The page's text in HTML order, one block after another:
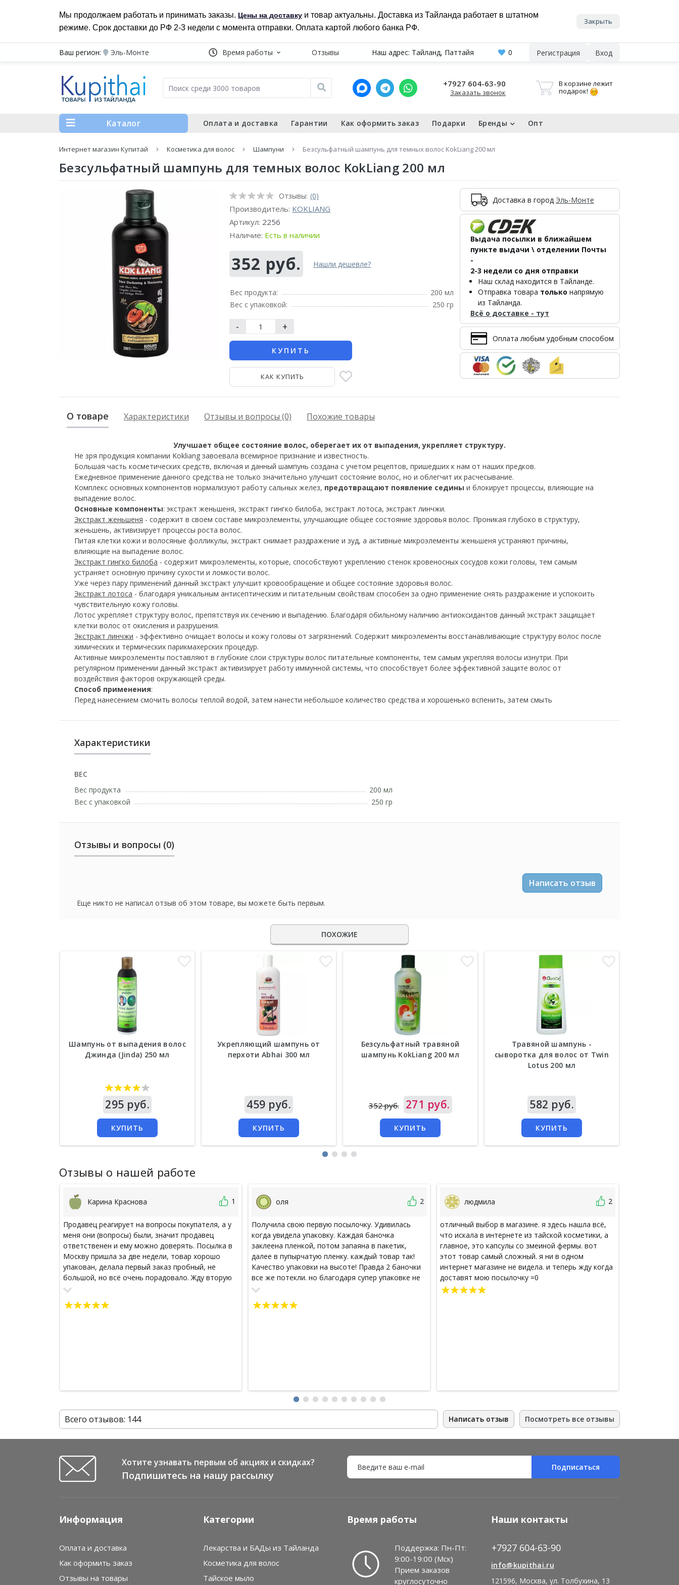
Мы продолжаем работать и принимать заказы. Цены на доставку и товар актуальны. Доставка из Тайланда работает в штатном
режиме. Срок доставки до РФ 2-3 недели с момента отправки. Оплата картой любого банка РФ.
Закрыть
Ваш регион: Эль-Монте Время работы Отзывы Наш адрес: Тайланд, Паттайя 0 Регистрация Вход
+7927 604-63-90
Заказать звонок
В корзине лежит
подарок!
Каталог Оплата и доставка Гарантии Как оформить заказ Подарки Бренды Опт
Интернет магазин Купитай Косметика для волос Шампуни Безсульфатный шампунь для темных волос KokLiang 200 мл
Безсульфатный шампунь для темных волос KokLiang 200 мл
Отзывы: (0)
Производитель: KOKLIANG
Артикул: 2256
Наличие: Есть в наличии
352 руб. Нашли дешевле?
Вес продукта:
200 мл
Вес с упаковкой:
250 гр
- +
КУПИТЬ
КАК КУПИТЬ
Доставка в город Эль-Монте
Выдача посылки в ближайшем
пункте выдачи \ отделении Почты
-
2-3 недели со дня отправки
Наш склад находится в Тайланде.
Отправка товара только напрямую
из Тайланда.
Всё о доставке - тут
Оплата любым удобным способом
О товаре Характеристики Отзывы и вопросы (0) Похожие товары
Улучшает общее состояние волос, оберегает их от выпадения, укрепляет структуру.
Не зря продукция компании Kokliang завоевала всемирное признание и известность.
Большая часть косметических средств, включая и данный шампунь создана с учетом рецептов, пришедших к нам от наших предков.
Ежедневное применение данного средства не только значительно улучшит состояние волос, но и облегчит их расчесывание.
Комплекс основных компонентов нормализуют работу сальных желез, предотвращают появление седины и блокирует процессы, влияющие на
выпадение волос.
Основные компоненты: экстракт женьшеня, экстракт гингко билоба, экстракт лотоса, экстракт линчжи.
Экстракт женьшеня - содержит в своем составе микроэлементы, улучшающие общее состояние здоровья волос. Проникая глубоко в структуру,
женьшень, активизирует процессы роста волос.
Питая клетки кожи и волосяные фолликулы, экстракт снимает раздражение и зуд, а активные микроэлементы женьшеня устраняют причины,
влияющие на выпадение волос.
Экстракт гингко билоба - содержит микроэлементы, которые, способствуют укреплению стенок кровеносных сосудов кожи головы, тем самым
устраняет основную причину сухости и ломкости волос.
Уже через пару применений данный экстракт улучшит кровообращение и общее состояние здоровья волос.
Экстракт лотоса - благодаря уникальным антисептическим и питательным свойствам способен за одно применение снять раздражение и успокоить
чувствительную кожу головы.
Лотос укрепляет структуру волос, препятствуя их сечению и выпадению. Благодаря обильному наличию антиоксидантов данный экстракт защищает
клетки волос от окисления и разрушения.
Экстракт линчжи - эффективно очищает волосы и кожу головы от загрязнений. Содержит микроэлементы восстанавливающие структуру волос после
химических и термических парикмахерских процедур.
Активные микроэлементы поставляют в глубокие слои структуры волос питательные компоненты, тем самым укрепляя волосы изнутри. При
регулярном применении данный экстракт активизирует работу иммунной системы, что способствует более эффективной защите волос от
воздействия факторов окружающей среды.
Способ применения:
Перед нанесением смочить волосы теплой водой, затем нанести небольшое количество средства и хорошенько вспенить, затем смыть
Характеристики
ВЕС
Вес продукта
200 мл
Вес с упаковкой
250 гр
Отзывы и вопросы (0)
Написать отзыв
Еще никто не написал отзыв об этом товаре, вы можете быть первым.
ПОХОЖИЕ
Шампунь от выпадения волос
Джинда (Jinda) 250 мл
295 руб.
КУПИТЬ
Укрепляющий шампунь от
перхоти Abhai 300 мл
459 руб.
КУПИТЬ
Безсульфатный травяной
шампунь KokLiang 200 мл
352 руб.
Цена 271 руб.
КУПИТЬ
Травяной шампунь -
сыворотка для волос от Twin
Lotus 200 мл
582 руб.
КУПИТЬ
Отзывы о нашей работе
Карина Краснова 1
Продавец реагирует на вопросы покупателя, а у
меня они (вопросы) были, значит продавец
ответственен и ему можно доверять. Посылка в
Москву пришла за две недели, товар хорошо
упакован, делала первый заказ пробный, не
большой, но всё очень порадовало. Жду вторую
посылочку уже на большую сумму и больше по
следующею посылку и, скорее всего, это будет
оля 2
Получила свою первую посылочку. Удивилась
когда увидела упаковку. Каждая баночка
заклеена пленкой, потом запаяна в пакетик,
далее в пупырчатую пленку. каждый товар так!
Качество упаковки на высоте! Правда 2 баночки
все же потекли. но благодаря супер упаковке не
критично. Тут вины отправителя нет. Качество
косметику! Заказала еще партию) Жду теперь с
людмила 2
отличный выбор в магазине. я здесь нашла всё,
что искала в интернете из тайской косметики, а
главное, это капсулы со змеиной фермы. вот
этот товар самый сложный. я ни в одном
интернет магазине не видела. и теперь жду когда
доставят мою посылочку =0
Всего отзывов: 144 Написать отзыв Посмотреть все отзывы
Хотите узнавать первым об акциях и скидках?
Подпишитесь на нашу рассылку
Подписаться
Информация
Оплата и доставка
Как оформить заказ
Отзывы на товары
Категории
Лекарства и БАДы из Тайланда
Косметика для волос
Тайское мыло
Время работы
Поддержка: Пн-Пт:
9:00-19:00 (Мск)
Прием заказов
круглосуточно
Наши контакты
+7927 604-63-90
info@kupithai.ru
121596, Москва, ул. Толбухина, 13